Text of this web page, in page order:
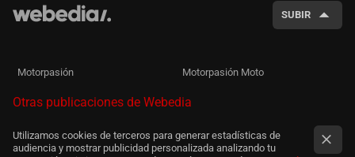
SUBIR
Motorpasión Motorpasión Moto
Otras publicaciones de Webedia
Utilizamos cookies de terceros para generar estadísticas de
audiencia y mostrar publicidad personalizada analizando tu